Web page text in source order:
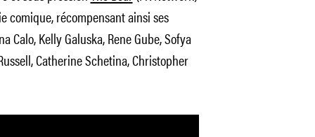
comique, récompensant ainsi ses
Calo, Kelly Galuska, Rene Gube, Sofya
Catherine Schetina, Christopher